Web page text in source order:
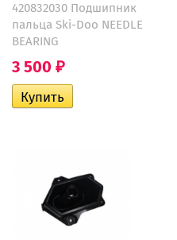
420832030 Подшипник
пальца Ski-Doo NEEDLE
BEARING
3 500 ₽